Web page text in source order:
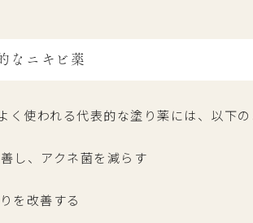
なニキビ薬
使われる代表的な塗り薬には、以下の
し、アクネ菌を減らす
を改善する